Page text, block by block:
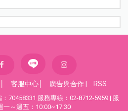
客服中心 廣告與合作 RSS
70458331 服務專線：02-8712-5959 | 服
一～週五：10:00~17:30